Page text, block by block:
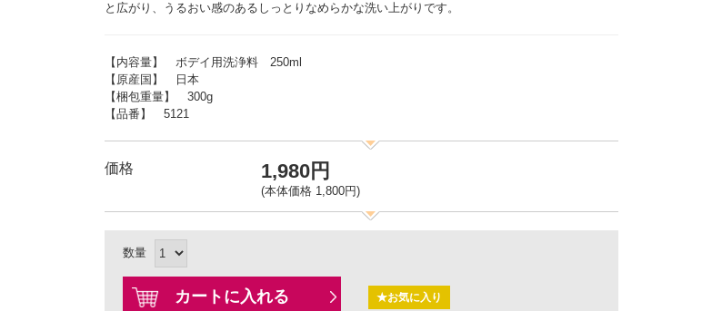
と広がり、うるおい感のあるしっとりなめらかな洗い上がりです。
【内容量】 ボデイ用洗浄料 250ml
【原産国】 日本
【梱包重量】 300g
【品番】 5121
価格 1,980円
(本体価格 1,800円)
数量
カートに入れる ★お気に入り